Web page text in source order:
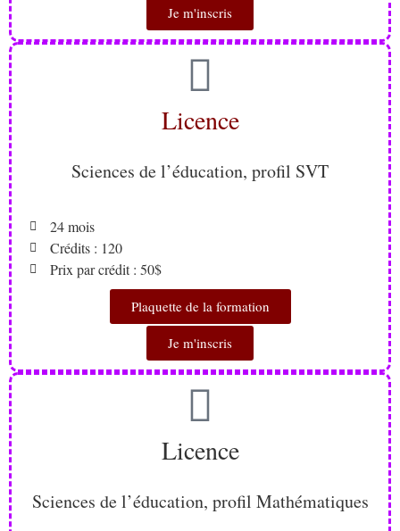
Je m'inscris
Licence
Sciences de l’éducation, profil SVT
24 mois
Crédits : 120
Prix par crédit : 50$
Plaquette de la formation
Je m'inscris
Licence
Sciences de l’éducation, profil Mathématiques